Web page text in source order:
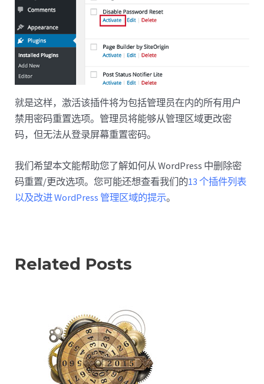
就是这样，激活该插件将为包括管理员在内的所有用户
禁用密码重置选项。管理员将能够从管理区域更改密
码，但无法从登录屏幕重置密码。
我们希望本文能帮助您了解如何从 WordPress 中删除密
码重置/更改选项。您可能还想查看我们的13 个插件列表
以及改进 WordPress 管理区域的提示。
Related Posts